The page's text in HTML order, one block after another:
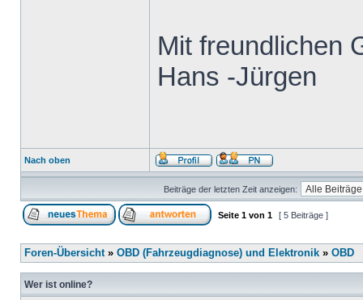
Mit freundlichen
Hans -Jürgen
Nach oben
Beiträge der letzten Zeit anzeigen:
Seite 1 von 1 [ 5 Beiträge ]
Foren-Übersicht» OBD (Fahrzeugdiagnose) und Elektronik » OBD
Wer ist online?